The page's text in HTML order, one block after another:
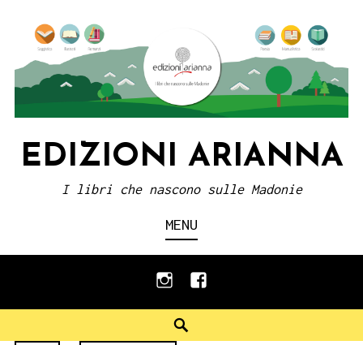
content
EDIZIONI ARIANNA
I libri che nascono sulle Madonie
MENU
instagramfacebook